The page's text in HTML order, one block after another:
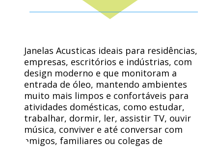
Janelas Acusticas ideais para residências,
empresas, escritórios e indústrias, com
design moderno e que monitoram a
entrada de óleo, mantendo ambientes
muito mais limpos e confortáveis ​​para
atividades domésticas, como estudar,
trabalhar, dormir, ler, assistir TV, ouvir
música, conviver e até conversar com
amigos, familiares ou colegas de